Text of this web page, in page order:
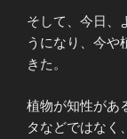
そして、今日、
うになり、今や
きた。
植物が知性があ
タなどではなく